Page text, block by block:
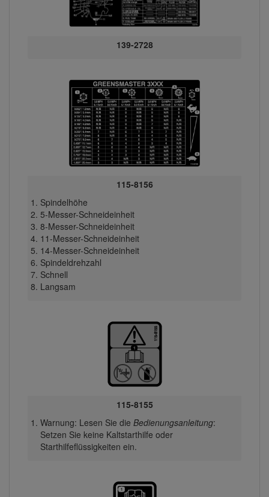
139-2728
115-8156
Spindelhöhe
5-Messer-Schneideinheit
8-Messer-Schneideinheit
11-Messer-Schneideinheit
14-Messer-Schneideinheit
Spindeldrehzahl
Schnell
Langsam
115-8155
Warnung: Lesen Sie die Bedienungsanleitung:
Setzen Sie keine Kaltstarthilfe oder
Starthilfeflüssigkeiten ein.